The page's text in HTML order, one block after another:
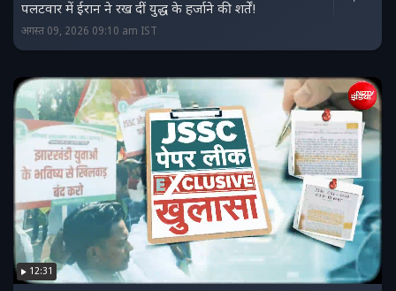
पलटवार में ईरान ने रख दीं युद्ध के हर्जाने की शर्तें!
अगस्त 09, 2026 09:10 am IST
12:31